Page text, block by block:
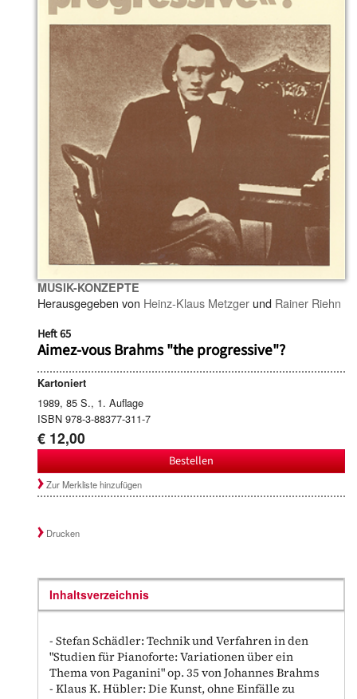
MUSIK-KONZEPTE
Herausgegeben von Heinz-Klaus Metzger und Rainer Riehn
Heft 65
Aimez-vous Brahms "the progressive"?
Kartoniert
1989, 85 S., 1. Auflage
ISBN 978-3-88377-311-7
€ 12,00
Bestellen
Zur Merkliste hinzufügen
Drucken
Inhaltsverzeichnis
- Stefan Schädler: Technik und Verfahren in den
"Studien für Pianoforte: Variationen über ein
Thema von Paganini" op. 35 von Johannes Brahms
- Klaus K. Hübler: Die Kunst, ohne Einfälle zu